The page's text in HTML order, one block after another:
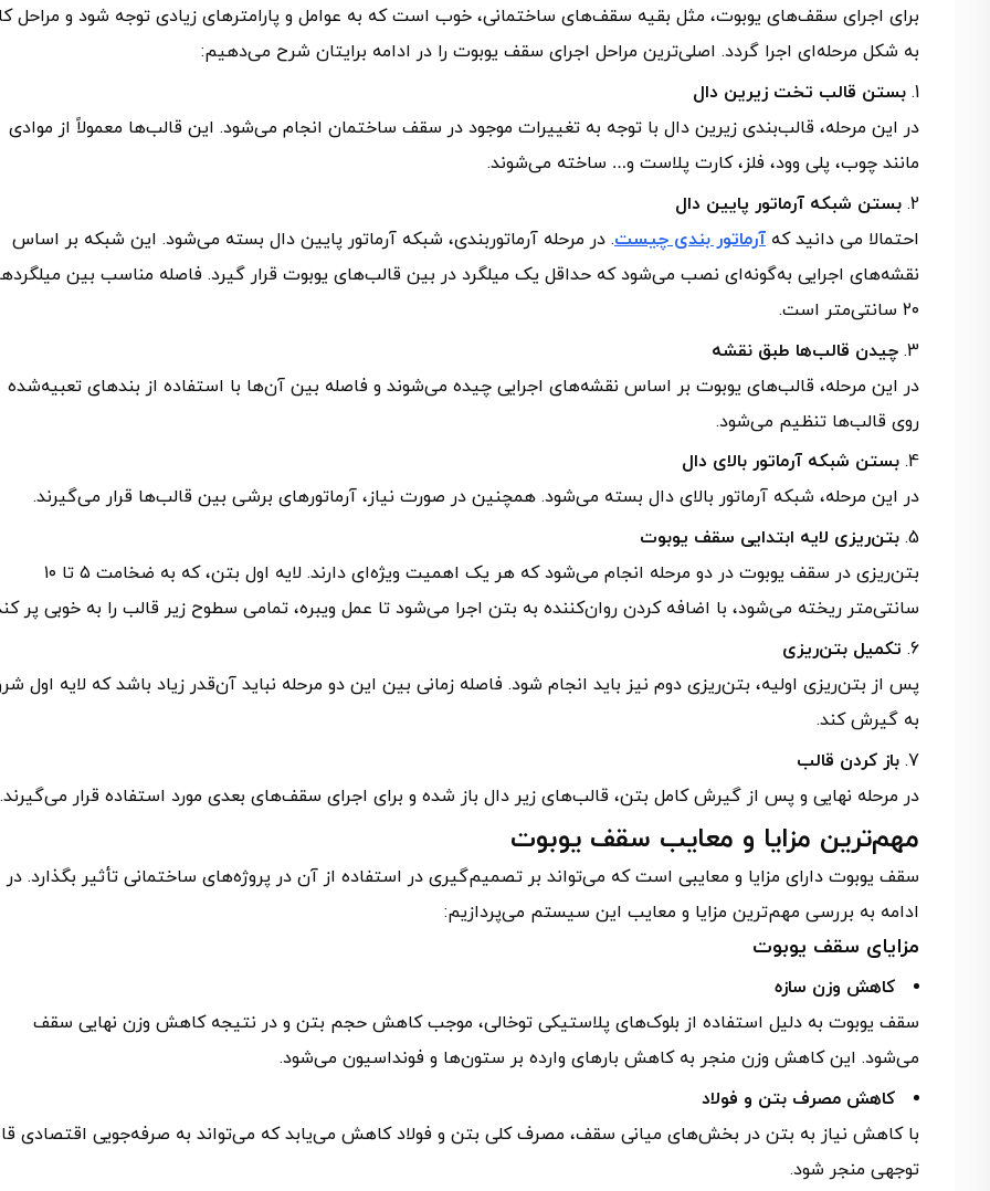
برای اجرای سقف‌های یوبوت، مثل بقیه سقف‌های ساختمانی، خوب است که به عوامل و پارامترهای زیادی توجه شود و مراحل
به شکل مرحله‌ای اجرا گردد. اصلی‌ترین مراحل اجرای سقف یوبوت را در ادامه برایتان شرح می‌دهیم:
بستن قالب تخت زیرین دال
در این مرحله، قالب‌بندی زیرین دال با توجه به تغییرات موجود در سقف ساختمان انجام می‌شود. این قالب‌ها معمولاً از موادی
مانند چوب، پلی وود، فلز، کارت پلاست و… ساخته می‌شوند.
بستن شبکه آرماتور پایین دال
احتمالا می دانید که آرماتور بندی چیست. در مرحله آرماتوربندی، شبکه آرماتور پایین دال بسته می‌شود. این شبکه بر اساس
نقشه‌های اجرایی به‌گونه‌ای نصب می‌شود که حداقل یک میلگرد در بین قالب‌های یوبوت قرار گیرد. فاصله مناسب بین
۲۰ سانتی‌متر است.
چیدن قالب‌ها طبق نقشه
در این مرحله، قالب‌های یوبوت بر اساس نقشه‌های اجرایی چیده می‌شوند و فاصله بین آن‌ها با استفاده از بندهای تعبیه‌شده
روی قالب‌ها تنظیم می‌شود.
بستن شبکه آرماتور بالای دال
در این مرحله، شبکه آرماتور بالای دال بسته می‌شود. همچنین در صورت نیاز، آرماتورهای برشی بین قالب‌ها قرار می‌گیرند.
بتن‌ریزی لایه ابتدایی سقف یوبوت
بتن‌ریزی در سقف یوبوت در دو مرحله انجام می‌شود که هر یک اهمیت ویژه‌ای دارند. لایه اول بتن، که به ضخامت ۵ تا ۱۰
سانتی‌متر ریخته می‌شود، با اضافه کردن روان‌کننده به بتن اجرا می‌شود تا عمل ویبره، تمامی سطوح زیر قالب را به خوبی پر
تکمیل بتن‌ریزی
پس از بتن‌ریزی اولیه، بتن‌ریزی دوم نیز باید انجام شود. فاصله زمانی بین این دو مرحله نباید آن‌قدر زیاد باشد که لایه اول
به گیرش کند.
باز کردن قالب
در مرحله نهایی و پس از گیرش کامل بتن، قالب‌های زیر دال باز شده و برای اجرای سقف‌های بعدی مورد استفاده قرار می‌گیرند.
مهم‌ترین مزایا و معایب سقف یوبوت
سقف یوبوت دارای مزایا و معایبی است که می‌تواند بر تصمیم‌گیری در استفاده از آن در پروژه‌های ساختمانی تأثیر بگذارد. در
ادامه به بررسی مهم‌ترین مزایا و معایب این سیستم می‌پردازیم:
مزایای سقف یوبوت
کاهش وزن سازه
سقف یوبوت به دلیل استفاده از بلوک‌های پلاستیکی توخالی، موجب کاهش حجم بتن و در نتیجه کاهش وزن نهایی سقف
می‌شود. این کاهش وزن منجر به کاهش بارهای وارده بر ستون‌ها و فونداسیون می‌شود.
کاهش مصرف بتن و فولاد
با کاهش نیاز به بتن در بخش‌های میانی سقف، مصرف کلی بتن و فولاد کاهش می‌یابد که می‌تواند به صرفه‌جویی اقتصادی
توجهی منجر شود.